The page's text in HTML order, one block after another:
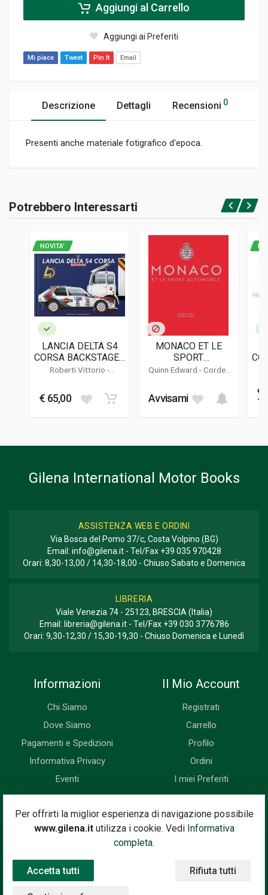
Aggiungi al Carrello
Aggiungi ai Preferiti
Mi piace Tweet Pin It Email
Descrizione Dettagli Recensioni 0
Presenti anche materiale fotigrafico d'epoca.
Brossura
Promomedia Communications
LINGUA DEL TESTO
DATA DI STAMPA
11/2004
FORMATO
15 x 21 x 2 cm
Informazioni aggiuntive
Accedi o registrati
Potrebbero Interessarti
NOVITA'
LANCIA DELTA S4
CORSA BACKSTAGE -
STANDARD EDITION
Roberti Vittorio -
€ 65,00
MONACO ET LE
SPORT
AUTOMOBILE:
Quinn Edward - Cordey
Avvisami
€
Per offrirti la miglior esperienza di navigazione possibile
www.gilena.itutilizza i cookie. Vedi Informativa
completa.
Accetta tutti Rifiuta tutti
Gilena International Motor Books
ASSISTENZA WEB E ORDINI
Via Bosca del Pomo 37/c, Costa Volpino (BG)
Email: info@gilena.it- Tel/Fax +39 035 970428
Orari: 8,30-13,00 / 14,30-18,00 - Chiuso Sabato e Domenica
LIBRERIA
Viale Venezia 74 - 25123, BRESCIA (Italia)
Email: libreria@gilena.it- Tel/Fax +39 030 3776786
Orari: 9,30-12,30 / 15,30-19,30 - Chiuso Domenica e Lunedì
Informazioni
Chi Siamo
Dove Siamo
Pagamenti e Spedizioni
Informativa Privacy
Eventi
Il Mio Account
Registrati
Carrello
Profilo
Ordini
I miei Preferiti
Newsletter
Iscriviti subito alla nostra newsletter. Riceverai prima di tutti le
novità, le offerte, i prossimi eventi...
Indirizzo Email
Iscriviti